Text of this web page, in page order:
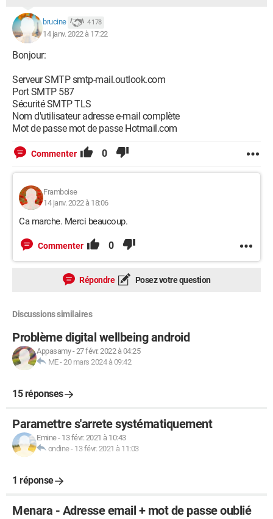
brucine 4 178
14 janv. 2022 à 17:22
Bonjour:
Serveur SMTP smtp-mail.outlook.com
Port SMTP 587
Sécurité SMTP TLS
Nom d'utilisateur adresse e-mail complète
Mot de passe mot de passe Hotmail.com
Commenter 0
Framboise
14 janv. 2022 à 18:06
Ca marche. Merci beaucoup.
Commenter 0
Répondre Posez votre question
Discussions similaires
Problème digital wellbeing android
Appasamy-27 févr. 2022 à 04:25
ME-20 mars 2024 à 09:42
15 réponses
Paramettre s'arrete systématiquement
Emine- 13 févr. 2021 à 10:43
ondine- 13 févr. 2021 à 11:03
1 réponse
Menara - Adresse email + mot de passe oublié